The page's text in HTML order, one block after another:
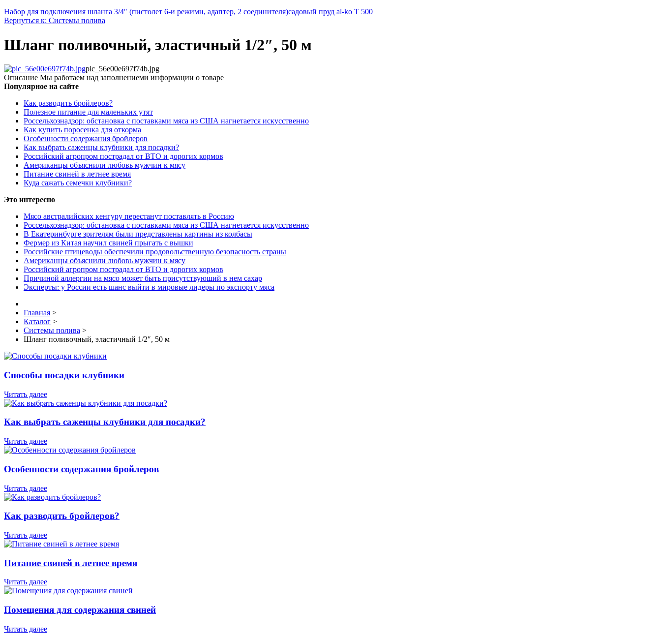
Набор для подключения шланга 3/4″ (пистолет 6-и режимн, адаптер, 2 соединителя)садовый пруд al-ko T 500
Вернуться к: Системы полива
Шланг поливочный, эластичный 1/2″, 50 м
pic_56e00e697f74b.jpg
Описание Мы работаем над заполнениеми информации о товаре
Популярное на сайте
Как разводить бройлеров?
Полезное питание для маленьких утят
Россельхознадзор: обстановка с поставками мяса из США нагнетается искусственно
Как купить поросенка для откорма
Особенности содержания бройлеров
Как выбрать саженцы клубники для посадки?
Российский агропром пострадал от ВТО и дорогих кормов
Американцы объяснили любовь мужчин к мясу
Питание свиней в летнее время
Куда сажать семечки клубники?
Это интересно
Мясо австралийских кенгуру перестанут поставлять в Россию
Россельхознадзор: обстановка с поставками мяса из США нагнетается искусственно
В Екатеринбурге зрителям были представлены картины из колбасы
Фермер из Китая научил свиней прыгать с вышки
Российские птицеводы обеспечили продовольственную безопасность страны
Американцы объяснили любовь мужчин к мясу
Российский агропром пострадал от ВТО и дорогих кормов
Причиной аллергии на мясо может быть присутствуюший в нем сахар
Эксперты: у России есть шанс выйти в мировые лидеры по экспорту мяса
Главная >
Каталог >
Системы полива >
Шланг поливочный, эластичный 1/2″, 50 м
Способы посадки клубники
Читать далее
Как выбрать саженцы клубники для посадки?
Читать далее
Особенности содержания бройлеров
Читать далее
Как разводить бройлеров?
Читать далее
Питание свиней в летнее время
Читать далее
Помещения для содержания свиней
Читать далее